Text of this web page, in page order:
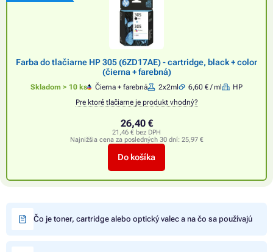
Farba do tlačiarne HP 305 (6ZD17AE) - cartridge, black + color
(čierna + farebná)
Skladom > 10 ks Čierna + farebná 2x2ml 6,60 € / ml
HP
Pre ktoré tlačiarne je produkt vhodný?
26,40 €
21,46 € bez DPH
Najnižšia cena za posledných 30 dní: 25,97 €
Do košíka
Čo je toner, cartridge alebo optický valec a na čo sa používajú